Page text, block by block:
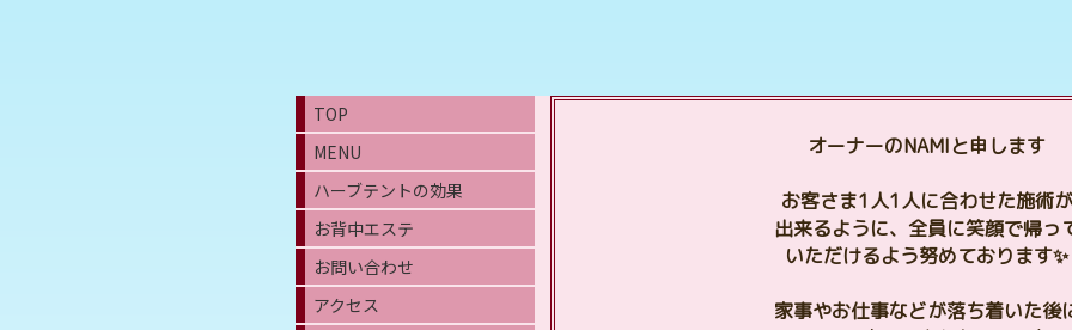
オーナーのNAMIと申します
お客さま1人1人に合わせた施術が
出来るように、全員に笑顔で帰っ
いただけるよう努めております✨
家事やお仕事などが落ち着いた後
TOP
MENU
ハーブテントの効果
お背中エステ
お問い合わせ
アクセス